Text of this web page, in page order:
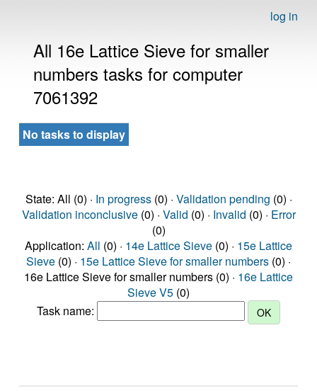
log in
All 16e Lattice Sieve for smaller
numbers tasks for computer
7061392
No tasks to display
State: All (0) · In progress(0) · Validation pending (0) ·
Validation inconclusive(0) · Valid (0) · Invalid (0) · Error
(0)
Application: All (0) · 14e Lattice Sieve (0) · 15e Lattice
Sieve (0) · 15e Lattice Sieve for smaller numbers (0) ·
16e Lattice Sieve for smaller numbers (0) · 16e Lattice
Sieve V5 (0)
Task name: